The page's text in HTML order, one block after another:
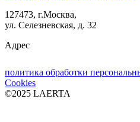
127473, г.Москва,
ул. Селезневская, д. 32
Адрес
политика обработки
Cookies
©2025 LAERTA